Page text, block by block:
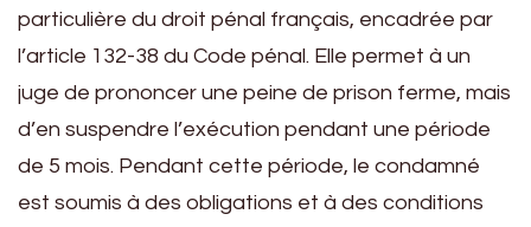
particulière du droit pénal français, encadrée par
l’article 132-38 du Code pénal. Elle permet à un
juge de prononcer une peine de prison ferme, mais
d’en suspendre l’exécution pendant une période
de 5 mois. Pendant cette période, le condamné
est soumis à des obligations et à des conditions